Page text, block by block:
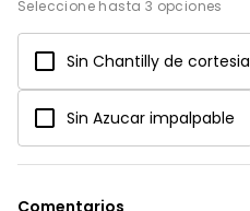
Seleccione hasta 3 opciones
Sin Chantilly de cortesia
Sin Azucar impalpable
Comentarios